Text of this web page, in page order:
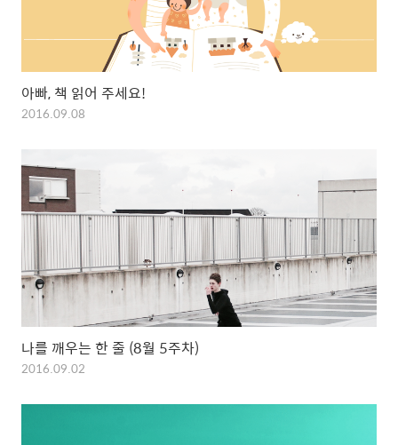
아빠, 책 읽어 주세요!
2016.09.08
나를 깨우는 한 줄 (8월 5주차)
2016.09.02